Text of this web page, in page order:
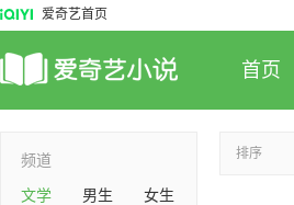
爱奇艺首页
首页
频道
文学
男生 女生
排序